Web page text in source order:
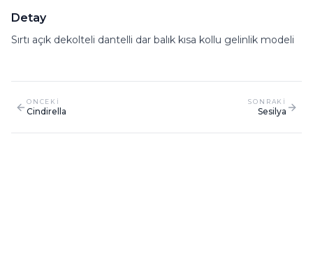
Detay
Sırtı açık dekolteli dantelli dar balık kısa kollu gelinlik modeli
ONCEKI
Cindirella
SONRAKI
Sesilya